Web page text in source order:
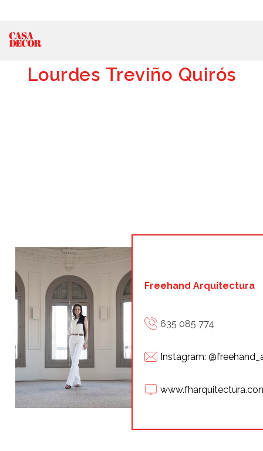
Lourdes Treviño Quirós
Freehand Arquitectura
635 085 774
Instagram: